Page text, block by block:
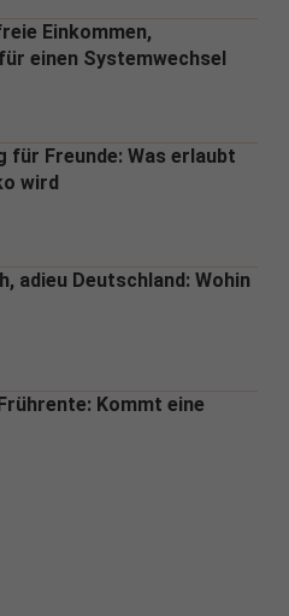
Einkommen,
einen Systemwechsel
für Freunde: Was erlaubt
wird
adieu Deutschland: Wohin
Kommt eine